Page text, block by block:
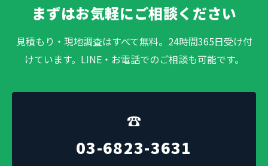
まずはお気軽にご相談ください
見積もり・現地調査はすべて無料。24時間365日受け付
けています。LINE・お電話でのご相談も可能です。
☎
03-6823-3631